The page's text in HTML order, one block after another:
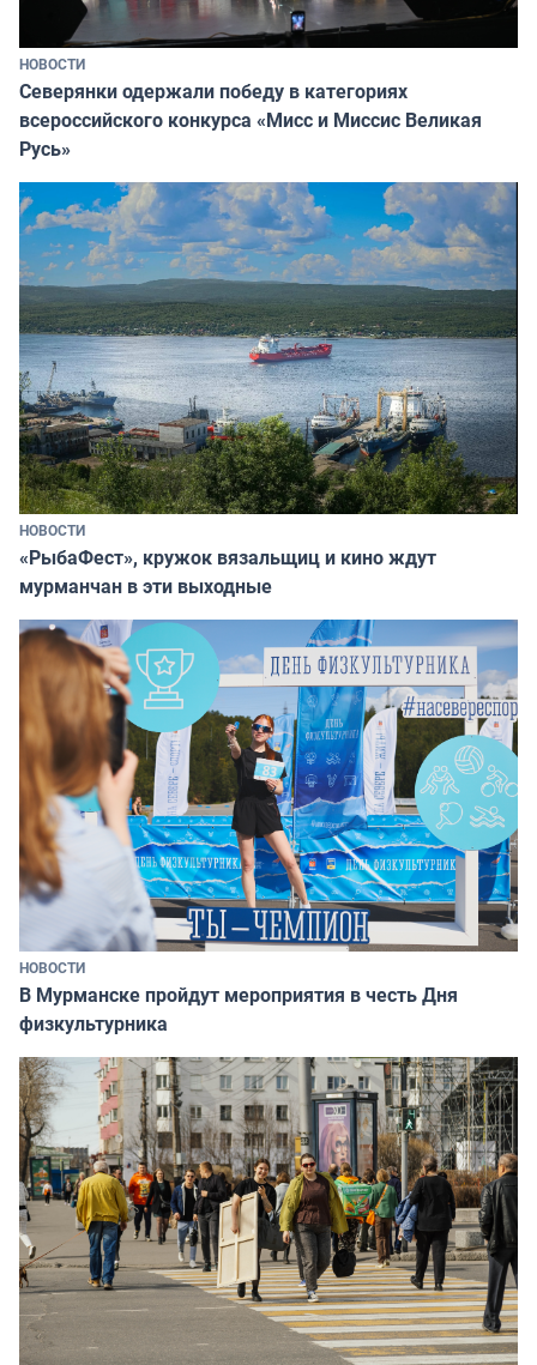
НОВОСТИ
Северянки одержали победу в категориях
всероссийского конкурса «Мисс и Миссис Великая
Русь»
НОВОСТИ
«РыбаФест», кружок вязальщиц и кино ждут
мурманчан в эти выходные
НОВОСТИ
В Мурманске пройдут мероприятия в честь Дня
физкультурника